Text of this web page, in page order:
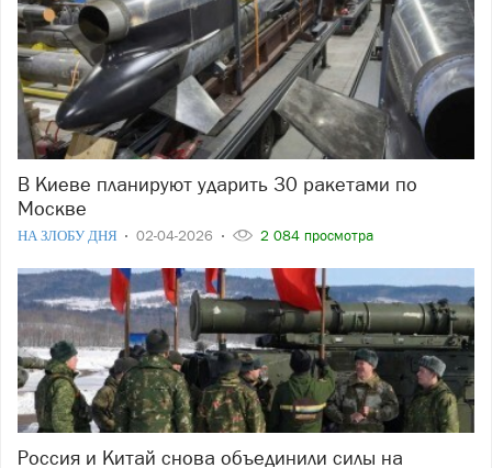
В Киеве планируют ударить 30 ракетами по
Москве
НА ЗЛОБУ ДНЯ 02-04-2026 2 084 просмотра
Россия и Китай снова объединили силы на